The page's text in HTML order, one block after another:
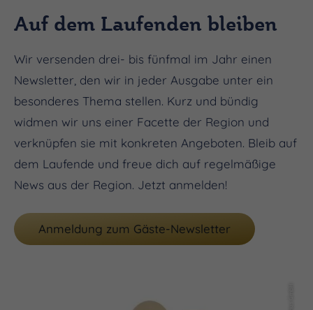
Auf dem Laufenden bleiben
Wir versenden drei- bis fünfmal im Jahr einen
Newsletter, den wir in jeder Ausgabe unter ein
besonderes Thema stellen. Kurz und bündig
widmen wir uns einer Facette der Region und
verknüpfen sie mit konkreten Angeboten. Bleib auf
dem Laufende und freue dich auf regelmäßige
News aus der Region. Jetzt anmelden!
Anmeldung zum Gäste-Newsletter